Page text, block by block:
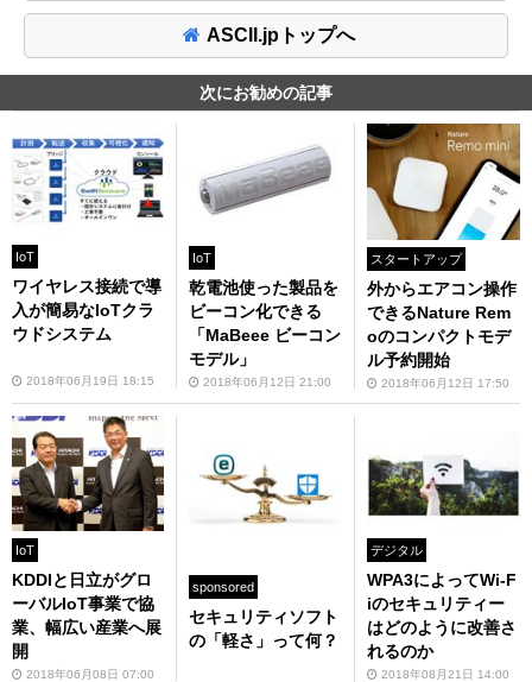
ASCII.jpトップへ
次にお勧めの記事
IoT
ワイヤレス接続で導
入が簡易なIoTクラ
ウドシステム
2018年06月19日 18:15
IoT
乾電池使った製品を
ビーコン化できる
「MaBeee ビーコン
モデル」
2018年06月12日 21:00
スタートアップ
外からエアコン操作
できるNature Rem
oのコンパクトモデ
ル予約開始
2018年06月12日 17:50
IoT
KDDIと日立がグロ
ーバルIoT事業で協
業、幅広い産業へ展
開
2018年06月08日 07:00
sponsored
セキュリティソフト
の「軽さ」って何？
デジタル
WPA3によってWi-F
iのセキュリティー
はどのように改善さ
れるのか
2018年08月21日 14:00